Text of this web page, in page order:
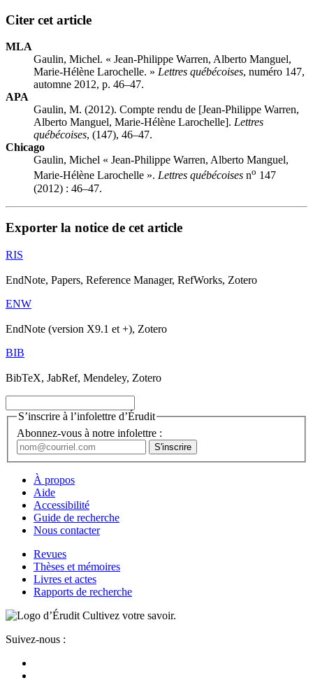
Citer cet article
MLA
Gaulin, Michel. « Jean-Philippe Warren, Alberto Manguel,
Marie-Hélène Larochelle. » Lettres québécoises, numéro 147,
automne 2012, p. 46–47.
APA
Gaulin, M. (2012). Compte rendu de [Jean-Philippe Warren,
Alberto Manguel, Marie-Hélène Larochelle]. Lettres
québécoises, (147), 46–47.
Chicago
Gaulin, Michel « Jean-Philippe Warren, Alberto Manguel,
Marie-Hélène Larochelle ». Lettres québécoises no 147
(2012) : 46–47.
Exporter la notice de cet article
RIS
EndNote, Papers, Reference Manager, RefWorks, Zotero
ENW
EndNote (version X9.1 et +), Zotero
BIB
BibTeX, JabRef, Mendeley, Zotero
S’inscrire à l’infolettre d’Érudit
Abonnez-vous à notre infolettre :
À propos
Aide
Accessibilité
Guide de recherche
Nous contacter
Revues
Thèses et mémoires
Livres et actes
Rapports de recherche
Cultivez votre savoir.
Suivez-nous :